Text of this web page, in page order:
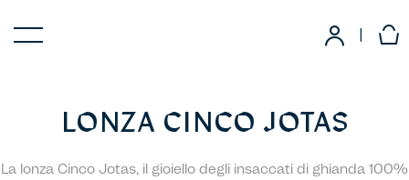
LONZA CINCO JOTAS
La lonza Cinco Jotas, il gioiello degli insaccati di ghianda 100%